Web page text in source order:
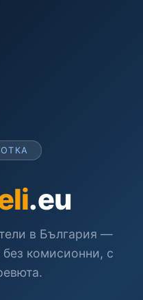
.eu
в България —
комисионни, с